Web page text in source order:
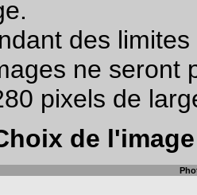
des
ne seront
pixels de
de